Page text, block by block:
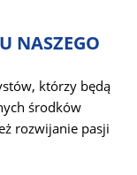
NASZEGO
którzy będą
środków
rozwijanie pasji